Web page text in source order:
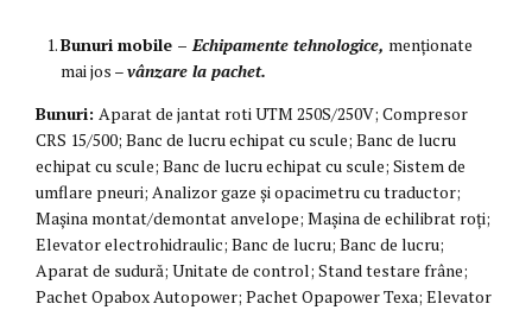
Bunuri mobile –Echipamente tehnologice, menționate
mai jos –vânzare la pachet.
Bunuri: Aparat de jantat roti UTM 250S/250V; Compresor
CRS 15/500; Banc de lucru echipat cu scule; Banc de lucru
echipat cu scule; Banc de lucru echipat cu scule; Sistem de
umflare pneuri; Analizor gaze și opacimetru cu traductor;
Mașina montat/demontat anvelope; Mașina de echilibrat roți;
Elevator electrohidraulic; Banc de lucru; Banc de lucru;
Aparat de sudură; Unitate de control; Stand testare frâne;
Pachet Opabox Autopower; Pachet Opapower Texa; Elevator